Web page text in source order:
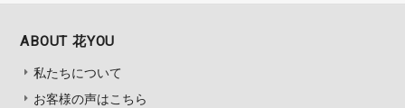
ABOUT 花YOU
私たちについて
お客様の声はこちら